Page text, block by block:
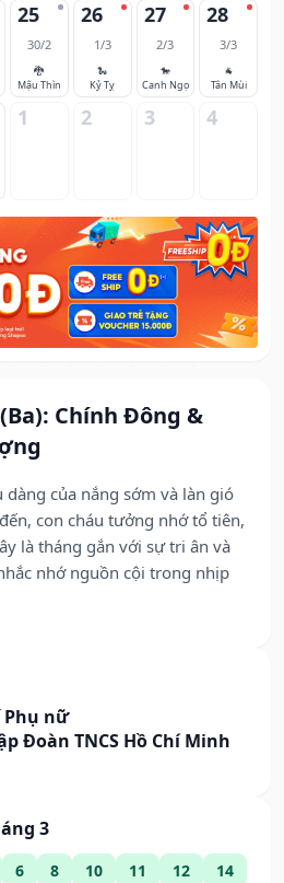
Chính Đông &
dàng của nắng sớm và làn gió
con cháu tưởng nhớ tổ tiên,
là tháng gắn với sự tri ân và
nhớ nguồn cội trong nhịp
Phụ nữ
Đoàn TNCS Hồ Chí Minh
3
6 8 10 11 12
14
25
30/2
🐉
Mậu Thìn
26
1/3
🐍
Kỷ Tỵ
27
2/3
🐎
Canh Ngọ
28
3/3
🐐
Tân Mùi
1 2 3 4